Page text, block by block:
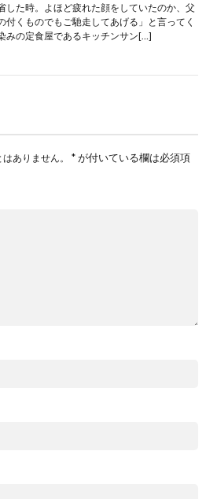
した時。よほど疲れた顔をしていたのか、父
付くものでもご馳走してあげる」と言ってく
みの定食屋であるキッチンサン[…]
ありません。 *が付いている欄は必須項